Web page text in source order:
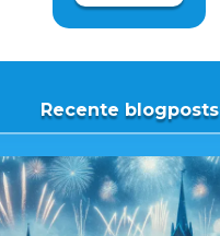
Recente blogposts